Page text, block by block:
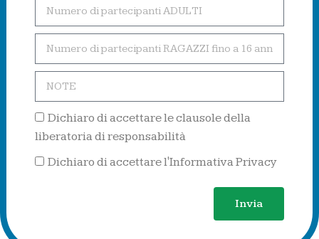
Dichiaro di accettare le clausole della
liberatoria di responsabilità
Dichiaro di accettare l'Informativa Privacy
Invia